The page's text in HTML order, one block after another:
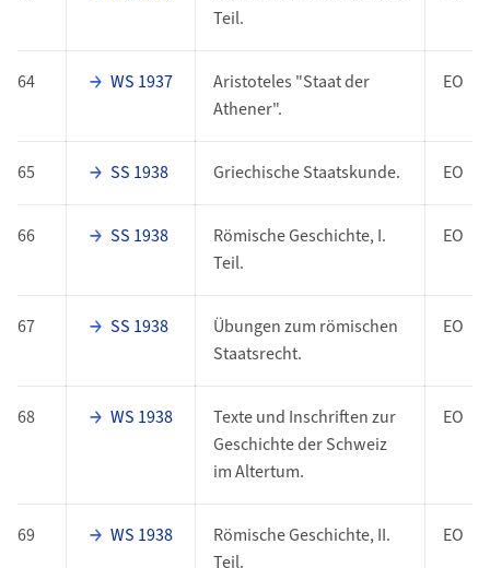
Teil.
64 WS 1937
Aristoteles "Staat der
Athener".
EO
65 SS 1938 Griechische Staatskunde. EO
66 SS 1938
Römische Geschichte, I.
Teil.
EO
67 SS 1938
Übungen zum römischen
Staatsrecht.
EO
68 WS 1938
Texte und Inschriften zur
Geschichte der Schweiz
im Altertum.
EO
69 WS 1938
Römische Geschichte, II.
Teil.
EO